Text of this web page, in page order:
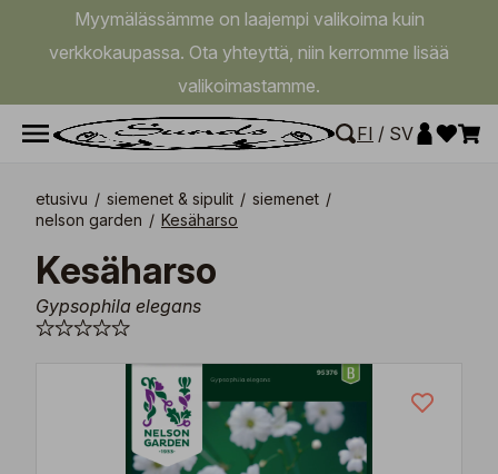
Myymälässämme on laajempi valikoima kuin
verkkokaupassa. Ota yhteyttä, niin kerromme lisää
valikoimastamme.
FI / SV
etusivu / siemenet & sipulit / siemenet /
nelson garden / Kesäharso
Kesäharso
Gypsophila elegans